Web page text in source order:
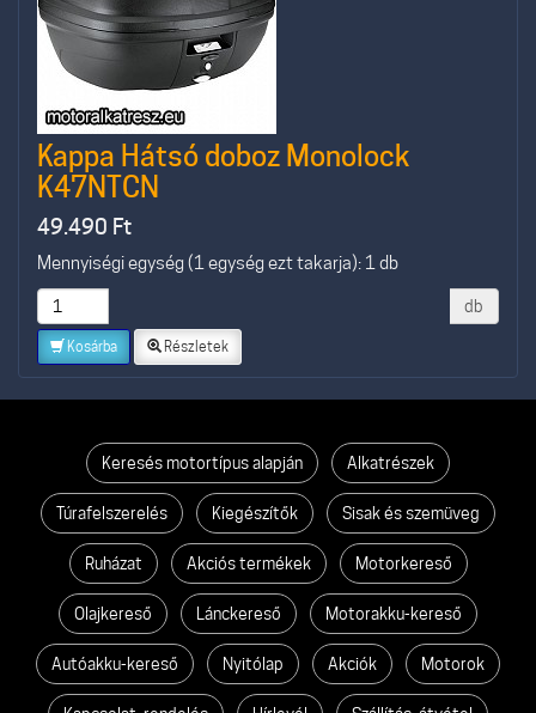
Kappa Hátsó doboz Monolock
K47NTCN
49.490 Ft
Mennyiségi egység (1 egység ezt takarja): 1 db
db
Kosárba Részletek
Keresés motortípus alapján Alkatrészek
Túrafelszerelés Kiegészítők Sisak és szemüveg
Ruházat Akciós termékek Motorkereső
Olajkereső Lánckereső Motorakku-kereső
Autóakku-kereső Nyitólap Akciók Motorok